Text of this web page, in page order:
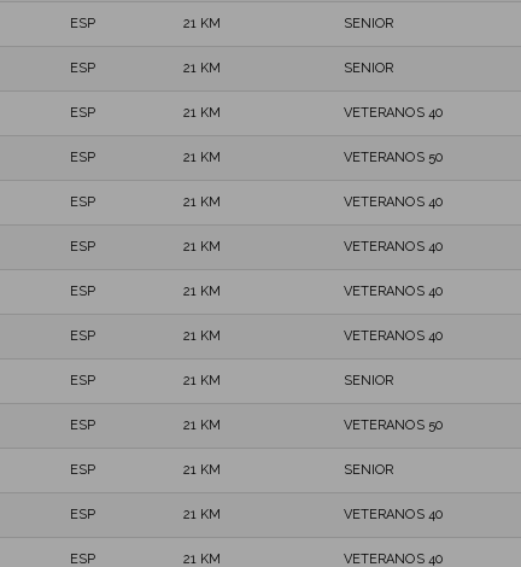
ESP 21 KM SENIOR
ESP 21 KM SENIOR
ESP 21 KM VETERANOS 40
ESP 21 KM VETERANOS 50
ESP 21 KM VETERANOS 40
ESP 21 KM VETERANOS 40
ESP 21 KM VETERANOS 40
ESP 21 KM VETERANOS 40
ESP 21 KM SENIOR
ESP 21 KM VETERANOS 50
ESP 21 KM SENIOR
ESP 21 KM VETERANOS 40
ESP 21 KM VETERANOS 40